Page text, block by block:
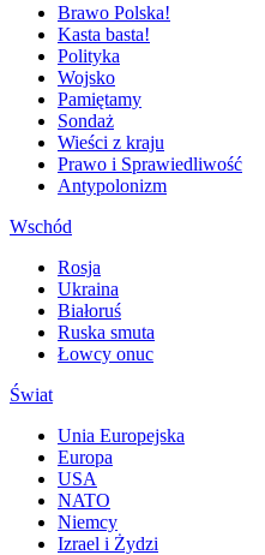
Brawo Polska!
Kasta basta!
Polityka
Wojsko
Pamiętamy
Sondaż
Wieści z kraju
Prawo i Sprawiedliwość
Antypolonizm
Wschód
Rosja
Ukraina
Białoruś
Ruska smuta
Łowcy onuc
Świat
Unia Europejska
Europa
USA
NATO
Niemcy
Izrael i Żydzi